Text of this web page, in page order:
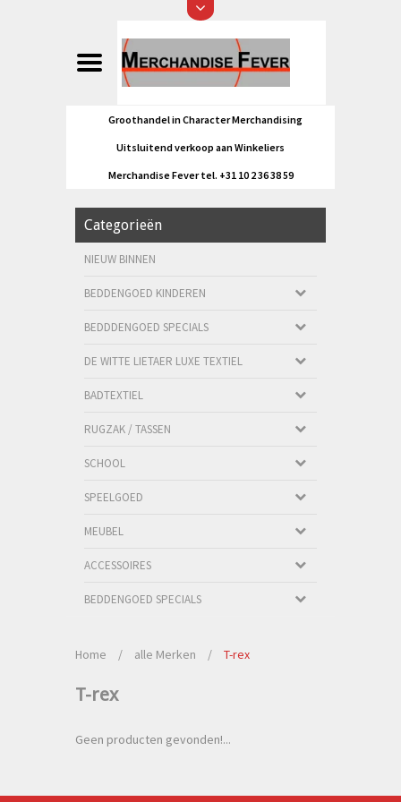
Groothandel in Character Merchandising
Uitsluitend verkoop aan Winkeliers
Merchandise Fever tel. +31 10 2 36 38 59
Categorieën
NIEUW BINNEN
BEDDENGOED KINDEREN
BEDDDENGOED SPECIALS
DE WITTE LIETAER LUXE TEXTIEL
BADTEXTIEL
RUGZAK / TASSEN
SCHOOL
SPEELGOED
MEUBEL
ACCESSOIRES
BEDDENGOED SPECIALS
Home / alle Merken / T-rex
T-rex
Geen producten gevonden!...